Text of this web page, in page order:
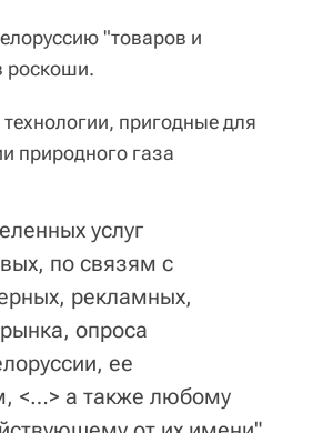
"товаров и
роскоши.
пригодные для
природного газа
услуг
по связям с
рекламных,
опроса
ее
<…> а также любому